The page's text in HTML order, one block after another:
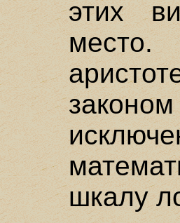
этих
шкалу